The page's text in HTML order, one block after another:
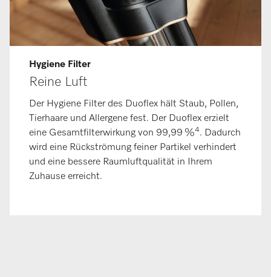
Hygiene Filter
Reine Luft
Der Hygiene Filter des Duoflex hält Staub, Pollen,
Tierhaare und Allergene fest. Der Duoflex erzielt
eine Gesamtfilterwirkung von 99,99 %4. Dadurch
wird eine Rückströmung feiner Partikel verhindert
und eine bessere Raumluftqualität in Ihrem
Zuhause erreicht.